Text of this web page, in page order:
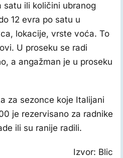
satu ili količini ubranog
12 evra po satu u
lokacije, vrste voća. To
U proseku se radi
a angažman je u proseku
za sezonce koje Italijani
je rezervisano za radnike
ili su ranije radili.
Izvor: Blic